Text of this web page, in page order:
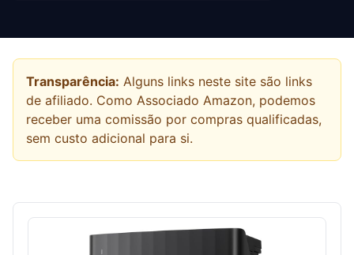
Transparência: Alguns links neste site são links
de afiliado. Como Associado Amazon, podemos
receber uma comissão por compras qualificadas,
sem custo adicional para si.